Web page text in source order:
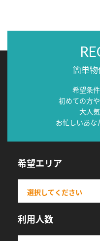
簡単
希望条
初めての方
大人
お忙しいあな
希望エリア
利用人数